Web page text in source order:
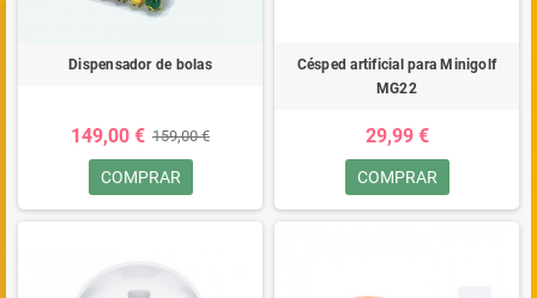
Dispensador de bolas
149,00 € 159,00 €
COMPRAR
Césped artificial para Minigolf
MG22
29,99 €
COMPRAR